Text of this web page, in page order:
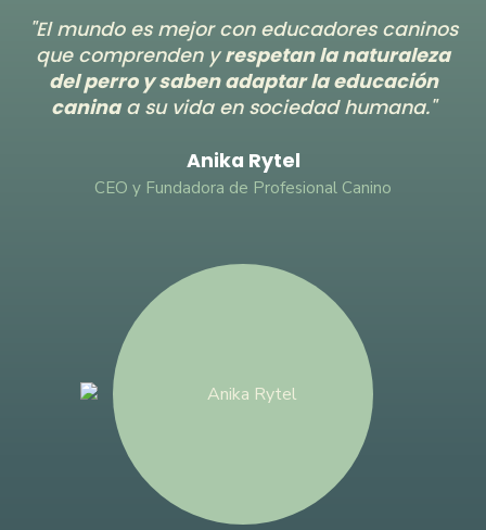
"El mundo es mejor con educadores caninos
que comprenden yrespetan la naturaleza
del perro y saben adaptar la educación
caninaa su vida en sociedad humana."
Anika Rytel
CEO y Fundadora de Profesional Canino